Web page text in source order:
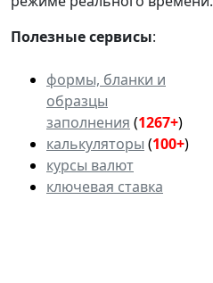
Полезные сервисы:
формы, бланки и
образцы
заполнения (1267+)
калькуляторы (100+)
курсы валют
ключевая ставка